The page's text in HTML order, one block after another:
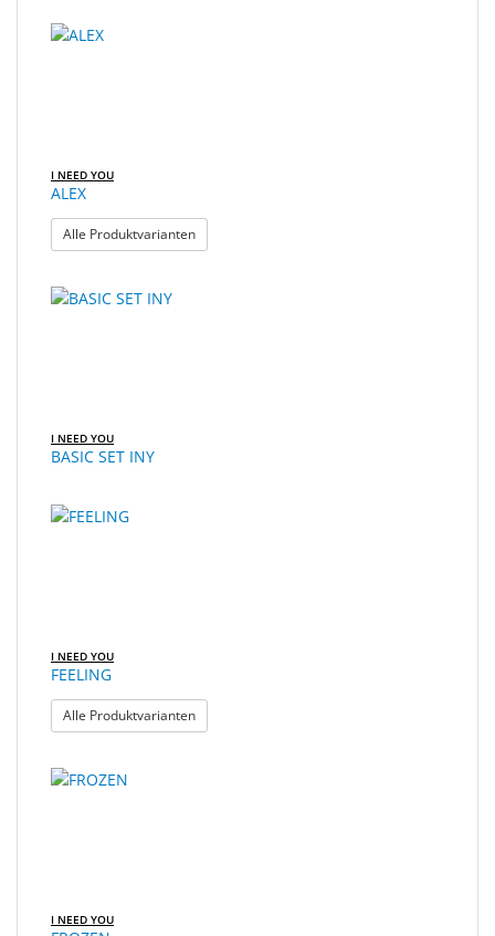
I NEED YOU
ALEX
Alle Produktvarianten: ALEX
I NEED YOU
BASIC SET INY
I NEED YOU
FEELING
Alle Produktvarianten: FEELING
I NEED YOU